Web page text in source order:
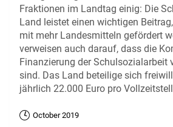
Fraktionen im Landtag einig: Die
Land leistet einen wichtigen
mit mehr Landesmitteln gefördert
verweisen auch darauf, dass die
Finanzierung der Schulsozialarbeit
sind. Das Land beteilige sich
jährlich 22.000 Euro pro
October 2019